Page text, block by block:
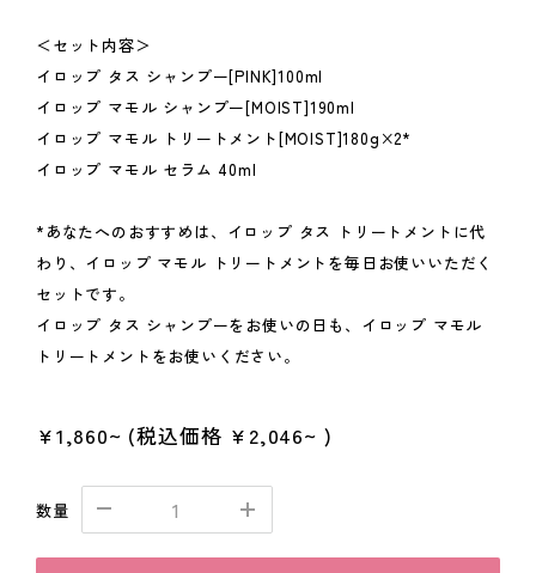
＜セット内容＞
イロップ タス シャンプー[PINK]100ml
イロップ マモル シャンプー[MOIST]190ml
イロップ マモル トリートメント[MOIST]180g×2*
イロップ マモル セラム 40ml
*あなたへのおすすめは、イロップ タス トリートメントに代
わり、イロップ マモル トリートメントを毎日お使いいただく
セットです。
イロップ タス シャンプーをお使いの日も、イロップ マモル
トリートメントをお使いください。
¥1,860~ (税込価格 ¥2,046~ )
数量